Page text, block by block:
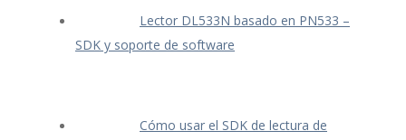
Lector DL533N basado en PN533 –
SDK y soporte de software
Cómo usar el SDK de lectura de